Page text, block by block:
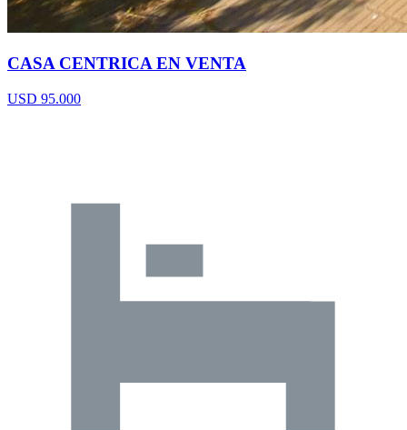
CASA CENTRICA EN VENTA
USD 95.000